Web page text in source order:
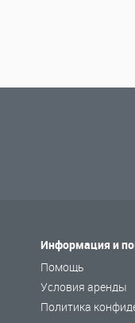
Информация и
Помощь
Условия аренды
Политика